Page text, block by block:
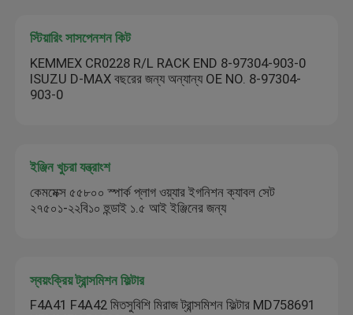
স্টিয়ারিং সাসপেনশন কিট
KEMMEX CR0228 R/L RACK END 8-97304-903-0
ISUZU D-MAX বছরের জন্য অন্যান্য OE NO. 8-97304-
903-0
ইঞ্জিন খুচরা যন্ত্রাংশ
কেমমেক্স ৫৫৮০০ স্পার্ক প্লাগ ওয়্যার ইগনিশন ক্যাবল সেট
২৭৫০১-২২বি১০ হুন্ডাই ১.৫ আই ইঞ্জিনের জন্য
স্বয়ংক্রিয় ট্রান্সমিশন ফিল্টার
F4A41 F4A42 মিতসুবিশি মিরাজ ট্রান্সমিশন ফিল্টার MD758691